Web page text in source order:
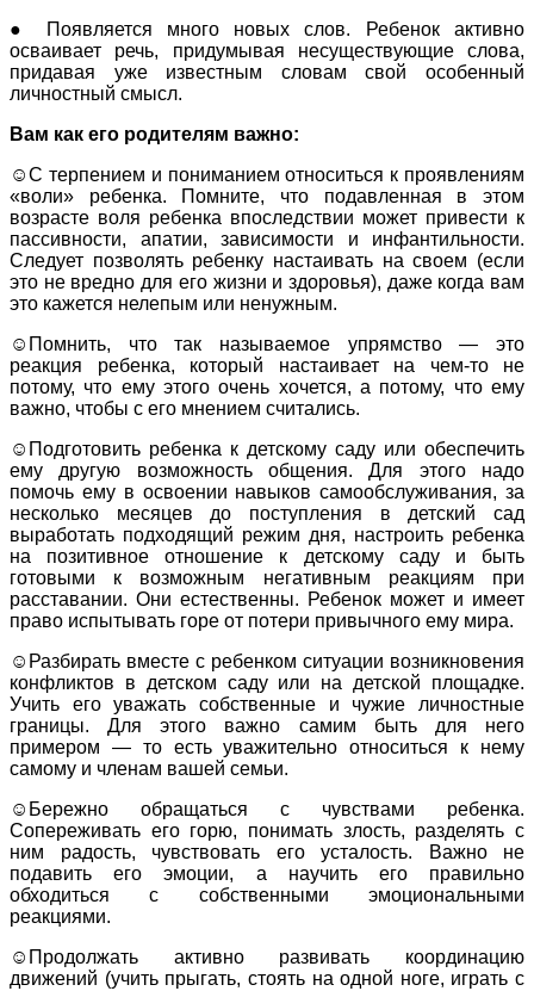
● Появляется много новых слов. Ребенок активно
осваивает речь, придумывая несуществующие слова,
придавая уже известным словам свой особенный
личностный смысл.
Вам как его родителям важно:
☺С терпением и пониманием относиться к проявлениям
«воли» ребенка. Помните, что подавленная в этом
возрасте воля ребенка впоследствии может привести к
пассивности, апатии, зависимости и инфантильности.
Следует позволять ребенку настаивать на своем (если
это не вредно для его жизни и здоровья), даже когда вам
это кажется нелепым или ненужным.
☺Помнить, что так называемое упрямство — это
реакция ребенка, который настаивает на чем-то не
потому, что ему этого очень хочется, а потому, что ему
важно, чтобы с его мнением считались.
☺Подготовить ребенка к детскому саду или обеспечить
ему другую возможность общения. Для этого надо
помочь ему в освоении навыков самообслуживания, за
несколько месяцев до поступления в детский сад
выработать подходящий режим дня, настроить ребенка
на позитивное отношение к детскому саду и быть
готовыми к возможным негативным реакциям при
расставании. Они естественны. Ребенок может и имеет
право испытывать горе от потери привычного ему мира.
☺Разбирать вместе с ребенком ситуации возникновения
конфликтов в детском саду или на детской площадке.
Учить его уважать собственные и чужие личностные
границы. Для этого важно самим быть для него
примером — то есть уважительно относиться к нему
самому и членам вашей семьи.
☺Бережно обращаться с чувствами ребенка.
Сопереживать его горю, понимать злость, разделять с
ним радость, чувствовать его усталость. Важно не
подавить его эмоции, а научить его правильно
обходиться с собственными эмоциональными
реакциями.
☺Продолжать активно развивать координацию
движений (учить прыгать, стоять на одной ноге, играть с